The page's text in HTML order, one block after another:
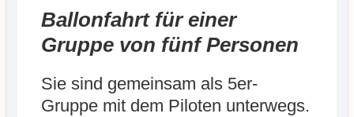
Ballonfahrt für einer
Gruppe von fünf Personen
Sie sind gemeinsam als 5er-
Gruppe mit dem Piloten unterwegs.